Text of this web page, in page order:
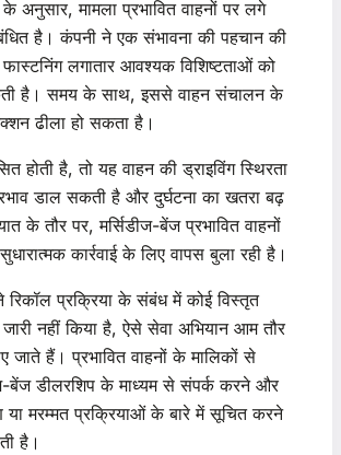
अनुसार, मामला प्रभावित वाहनों पर लगे
है। कंपनी ने एक संभावना की पहचान की
फास्टनिंग लगातार आवश्यक विशिष्टताओं को
है। समय के साथ, इससे वाहन संचालन के
ढीला हो सकता है।
होती है, तो यह वाहन की ड्राइविंग स्थिरता
डाल सकती है और दुर्घटना का खतरा बढ़
के तौर पर, मर्सिडीज-बेंज प्रभावित वाहनों
कार्रवाई के लिए वापस बुला रही है।
ने रिकॉल प्रक्रिया के संबंध में कोई विस्तृत
जारी नहीं किया है, ऐसे सेवा अभियान आम तौर
जाते हैं। प्रभावित वाहनों के मालिकों से
बेंज डीलरशिप के माध्यम से संपर्क करने और
या मरम्मत प्रक्रियाओं के बारे में सूचित करने
है।